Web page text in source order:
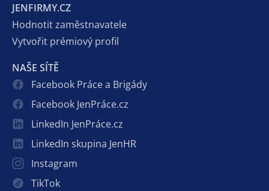
JENFIRMY.CZ
Hodnotit zaměstnavatele
Vytvořit prémiový profil
NAŠE SÍTĚ
Facebook Práce a Brigády
Facebook JenPráce.cz
LinkedIn JenPráce.cz
LinkedIn skupina JenHR
Instagram
TikTok